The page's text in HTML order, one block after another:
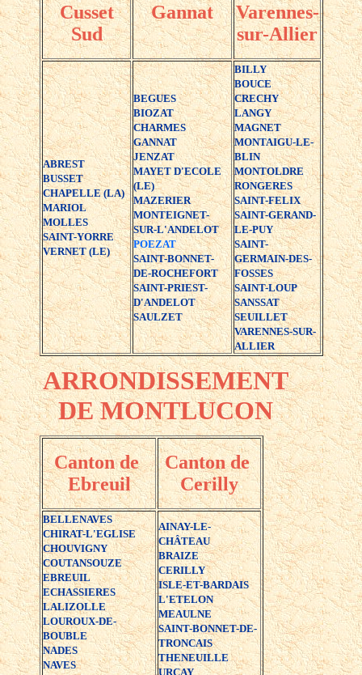
Cusset
Sud
Gannat
Varennes-
sur-Allier
ABREST
BUSSET
CHAPELLE (LA)
MARIOL
MOLLES
SAINT-YORRE
VERNET (LE)
BEGUES
BIOZAT
CHARMES
GANNAT
JENZAT
MAYET D'ECOLE
(LE)
MAZERIER
MONTEIGNET-
SUR-L'ANDELOT
POEZAT
SAINT-BONNET-
DE-ROCHEFORT
SAINT-PRIEST-
D'ANDELOT
SAULZET
BILLY
BOUCE
CRECHY
LANGY
MAGNET
MONTAIGU-LE-
BLIN
MONTOLDRE
RONGERES
SAINT-FELIX
SAINT-GERAND-
LE-PUY
SAINT-
GERMAIN-DES-
FOSSES
SAINT-LOUP
SANSSAT
SEUILLET
VARENNES-SUR-
ALLIER
ARRONDISSEMENT
DE MONTLUCON
Canton de
Ebreuil
Canton de
Cerilly
BELLENAVES
CHIRAT-L'EGLISE
CHOUVIGNY
COUTANSOUZE
EBREUIL
ECHASSIERES
LALIZOLLE
LOUROUX-DE-
BOUBLE
NADES
NAVES
AINAY-LE-
CHÂTEAU
BRAIZE
CERILLY
ISLE-ET-BARDAIS
L'ETELON
MEAULNE
SAINT-BONNET-DE-
TRONCAIS
THENEUILLE
URCAY